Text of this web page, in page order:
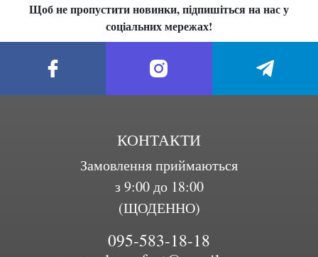
Щоб не пропустити новинки, підпишіться на нас у
соціальних мережах!
КОНТАКТИ
Замовлення приймаються
з 9:00 до 18:00
(ЩОДЕННО)
095-583-18-18